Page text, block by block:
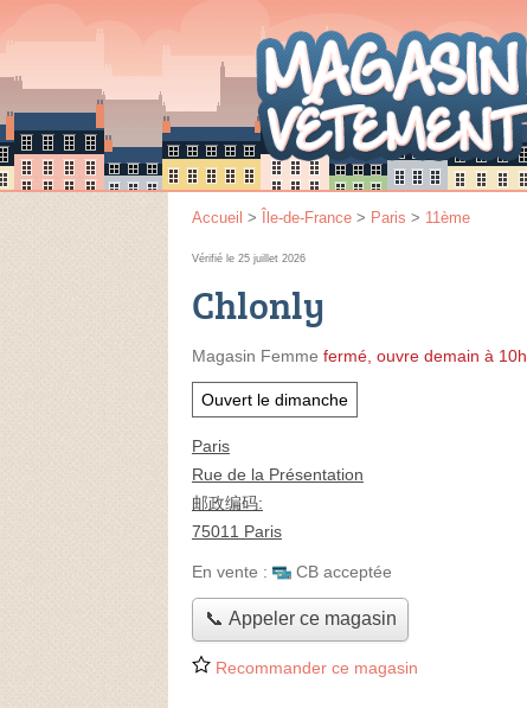
Accueil > Île-de-France > Paris > 11ème
Vérifié le 25 juillet 2026
Chlonly
Magasin Femme fermé, ouvre demain à 10h
Ouvert le dimanche
Paris
Rue de la Présentation
邮政编码:
75011 Paris
En vente : CB acceptée
📞 Appeler ce magasin
Recommander ce magasin